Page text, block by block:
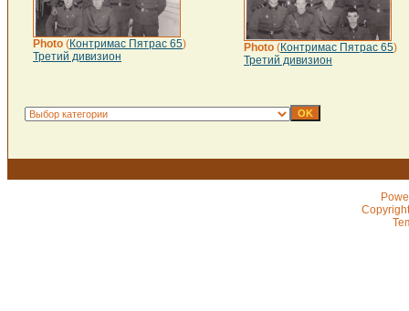
Photo (Контримас Пятрас 65)
Третий дивизион
Photo (Контримас Пятрас 65)
Третий дивизион